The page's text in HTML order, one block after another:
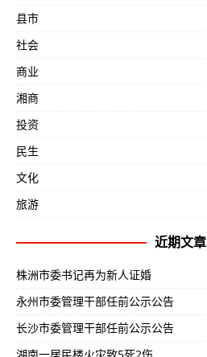
县市
社会
商业
湘商
投资
民生
文化
旅游
近期文章
株洲市委书记再为新人证婚
永州市委管理干部任前公示公告
长沙市委管理干部任前公示公告